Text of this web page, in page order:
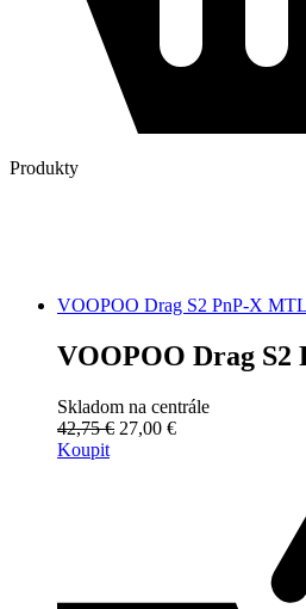
Produkty
VOOPOO Drag S2 PnP-X MTL
VOOPOO Drag S2
Skladom na centrále
42,75 € 27,00 €
Koupit